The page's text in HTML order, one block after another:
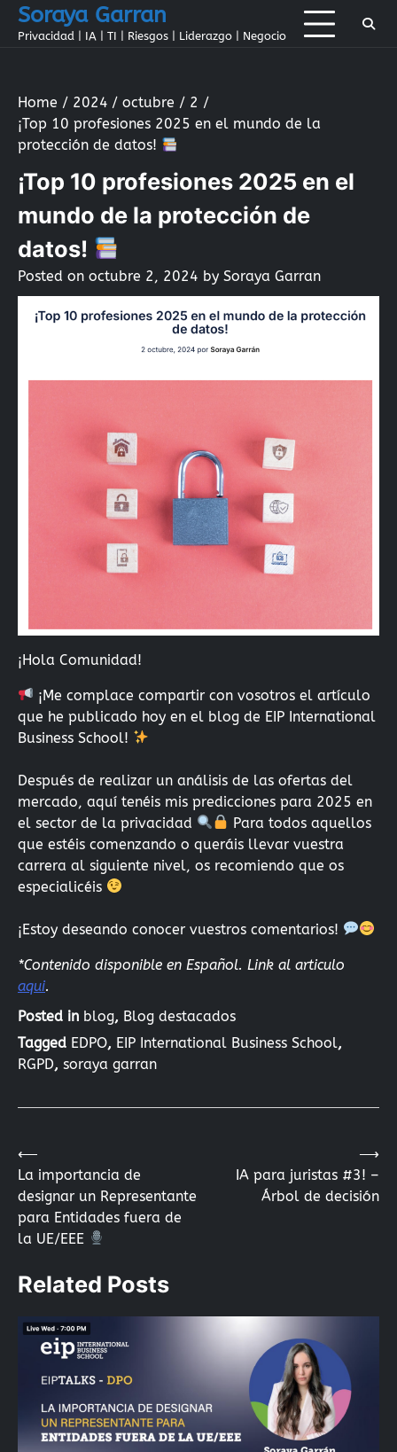
SkipSoraya Garran
Privacidad | IA | TI | Riesgos | Liderazgo | Negocio
Home 2024 octubre
2
¡Top 10 profesiones 2025 en el mundo de la
protección de datos!
¡Top 10 profesiones 2025 en el
mundo de la protección de
datos!
Posted on octubre 2, 2024 by Soraya Garran
¡Hola Comunidad!
¡Me complace compartir con vosotros el artículo
que he publicado hoy en el blog de EIP International
Business School!
Después de realizar un análisis de las ofertas del
mercado, aquí tenéis mis predicciones para 2025 en
el sector de la privacidad
Para todos aquellos
que estéis comenzando o queráis llevar vuestra
carrera al siguiente nivel, os recomiendo que os
especialicéis
¡Estoy deseando conocer vuestros comentarios!
*Contenido disponible en Español. Link al articulo
aqui.
Posted in blog, Blog destacados
Tagged EDPO, EIP International Business School,
RGPD, soraya garran
Navegación
de
⟵
La importancia de
designar un Representante
para Entidades fuera de
la UE/EEE
IA para juristas #3! –
Árbol de decisión
⟶
Related Posts